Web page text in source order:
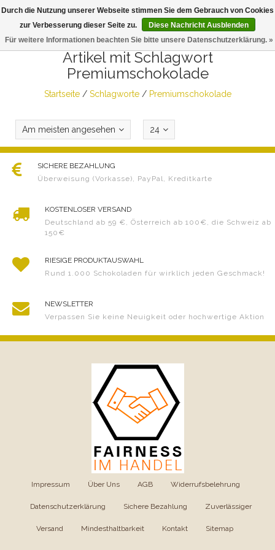
Artikel mit Schlagwort
Premiumschokolade
Startseite/ Schlagworte/ Premiumschokolade
Am meisten angesehen 24
SICHERE BEZAHLUNG
Überweisung (Vorkasse), PayPal, Kreditkarte
KOSTENLOSER VERSAND
Deutschland ab 59 €, Österreich ab 100€, die Schweiz ab
150€
RIESIGE PRODUKTAUSWAHL
Rund 1.000 Schokoladen für wirklich jeden Geschmack!
NEWSLETTER
Verpassen Sie keine Neuigkeit oder hochwertige Aktion
Impressum Über Uns AGB Widerrufsbelehrung
Datenschutzerklärung Sichere Bezahlung Zuverlässiger
Versand Mindesthaltbarkeit Kontakt Sitemap
Durch die Nutzung unserer Webseite stimmen Sie dem Gebrauch von Cookies
zur Verbesserung dieser Seite zu.
Diese Nachricht Ausblenden
Für weitere Informationen beachten Sie bitte unsere Datenschutzerklärung. »